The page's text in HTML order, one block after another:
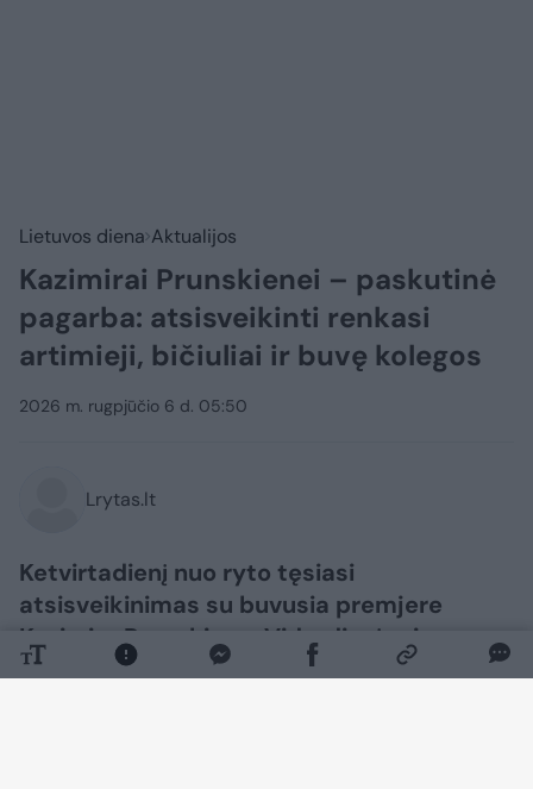
Lietuvos diena Aktualijos
Kazimirai Prunskienei – paskutinė
pagarba: atsisveikinti renkasi
artimieji, bičiuliai ir buvę kolegos
2026 m. rugpjūčio 6 d. 05:50
Lrytas.lt
Ketvirtadienį nuo ryto tęsiasi
atsisveikinimas su buvusia premjere
Kazimira Prunskiene. Vidurdienį prie
velionės urnos su palaikais stos Garbės